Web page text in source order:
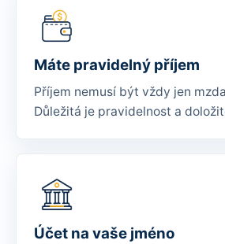
Máte pravidelný příjem
Příjem nemusí být vždy jen
Důležitá je pravidelnost a
Účet na vaše jméno